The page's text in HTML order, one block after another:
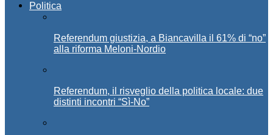
Politica
Referendum giustizia, a Biancavilla il 61% di “no”
alla riforma Meloni-Nordio
Referendum, il risveglio della politica locale: due
distinti incontri “Sì-No”